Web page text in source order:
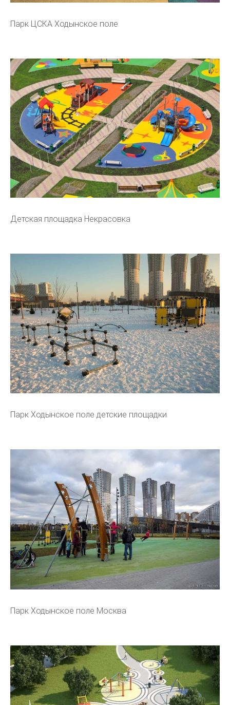
Парк ЦСКА Ходынское поле
Детская площадка Некрасовка
Парк Ходынское поле детские площадки
Парк Ходынское поле Москва